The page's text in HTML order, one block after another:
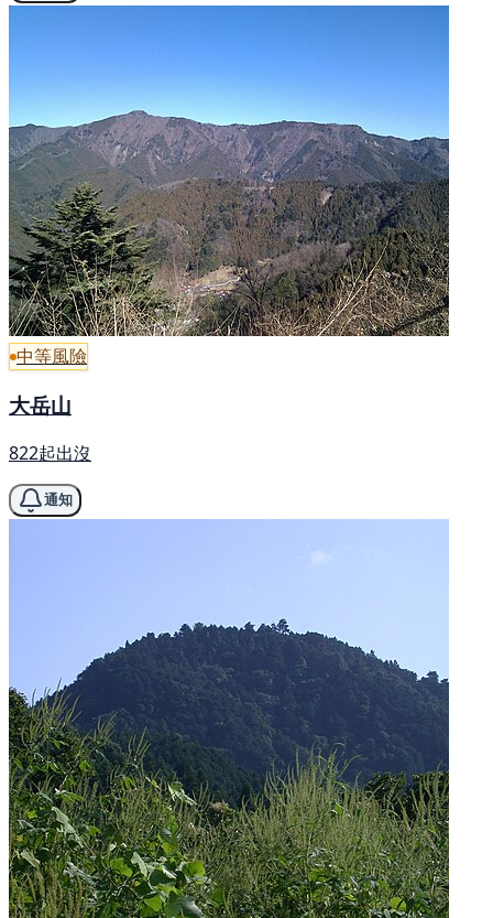
中等風險
大岳山
822起出沒
通知